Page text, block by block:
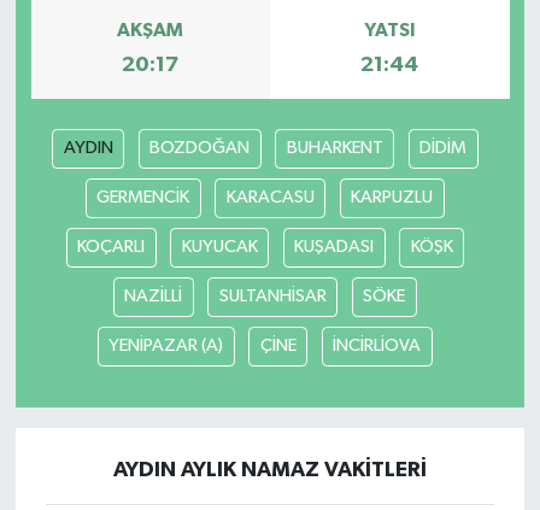
AKŞAM
20:17
YATSI
21:44
AYDIN BOZDOĞAN BUHARKENT DİDİM
GERMENCİK KARACASU KARPUZLU
KOÇARLI KUYUCAK KUŞADASI KÖŞK
NAZİLLİ SULTANHİSAR SÖKE
YENİPAZAR (A) ÇİNE İNCİRLİOVA
AYDIN AYLIK NAMAZ VAKITLERI